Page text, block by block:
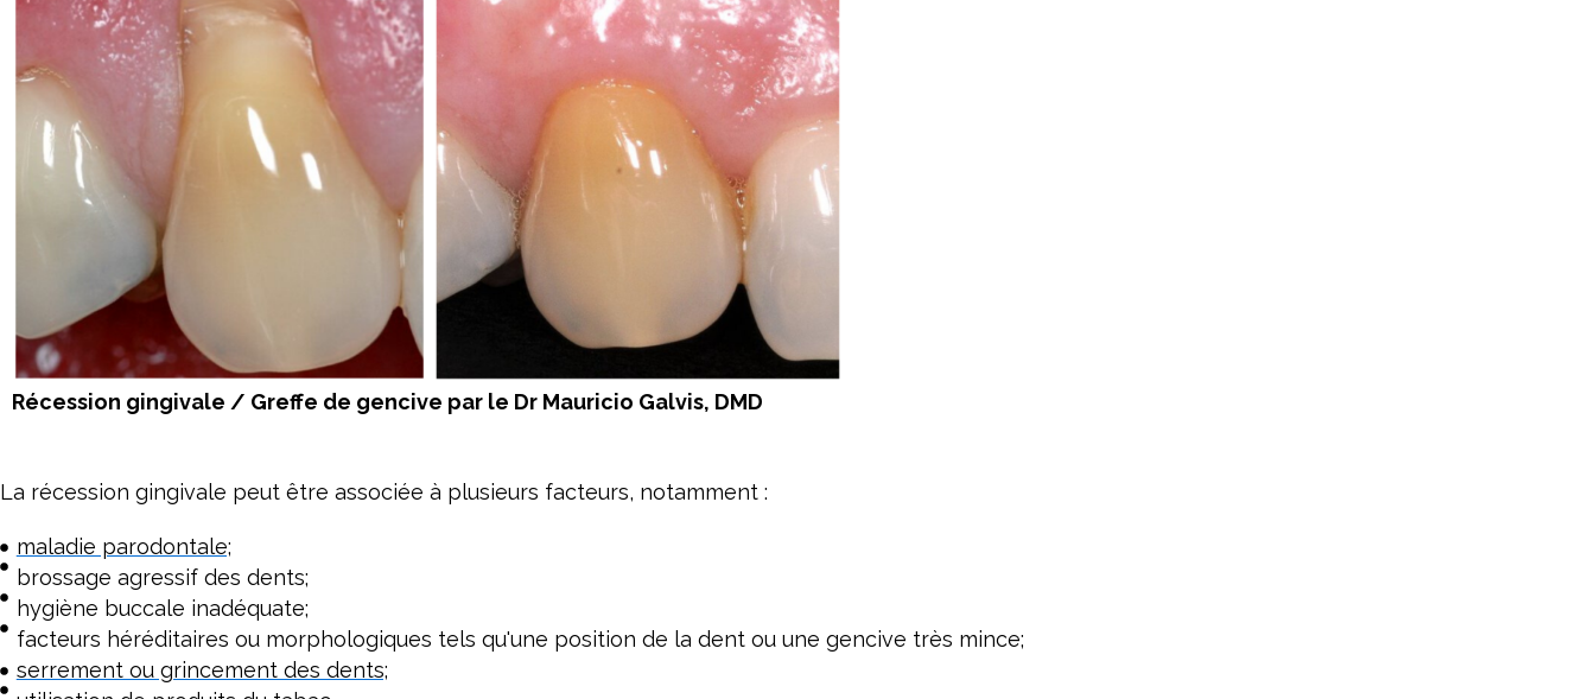
Récession gingivale / Greffe de gencive par le Dr Mauricio Galvis, DMD
La récession gingivale peut être associée à plusieurs facteurs, notamment :
maladie parodontale;
brossage agressif des dents;
hygiène buccale inadéquate;
facteurs héréditaires ou morphologiques tels qu'une position de la dent ou une gencive très mince;
serrement ou grincement des dents;